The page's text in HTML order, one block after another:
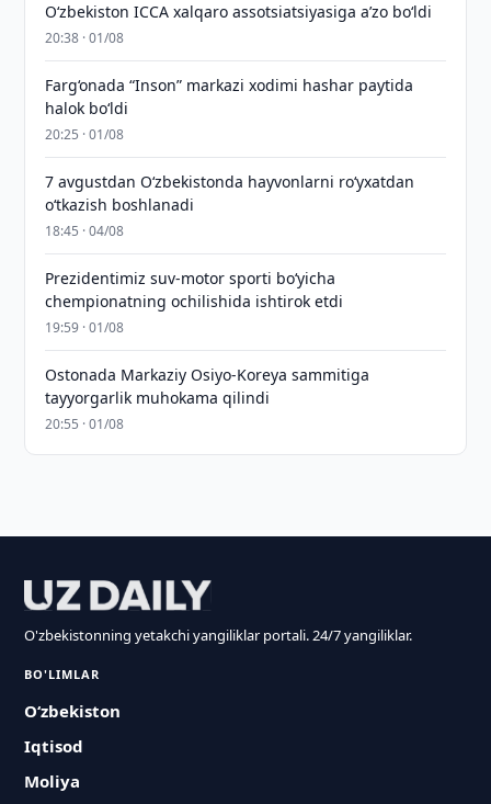
O‘zbekiston ICCA xalqaro assotsiatsiyasiga aʼzo bo‘ldi
20:38 · 01/08
Farg‘onada “Inson” markazi xodimi hashar paytida
halok bo‘ldi
20:25 · 01/08
7 avgustdan O‘zbekistonda hayvonlarni ro‘yxatdan
o‘tkazish boshlanadi
18:45 · 04/08
Prezidentimiz suv-motor sporti bo‘yicha
chempionatning ochilishida ishtirok etdi
19:59 · 01/08
Ostonada Markaziy Osiyo-Koreya sammitiga
tayyorgarlik muhokama qilindi
20:55 · 01/08
O'zbekistonning yetakchi yangiliklar portali. 24/7 yangiliklar.
BO'LIMLAR
O‘zbekiston
Iqtisod
Moliya